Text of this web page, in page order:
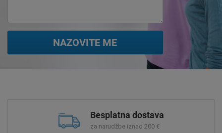
NAZOVITE ME
Besplatna dostava
za narudžbe iznad 200 €